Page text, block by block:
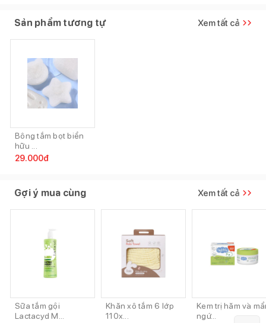
Sản phẩm tương tự Xem tất cả
Bông tắm bọt biển
hữu ...
29.000đ
Gợi ý mua cùng Xem tất cả
Sữa tắm gội
Lactacyd M...
Khăn xô tắm 6 lớp
110x...
Kem trị hăm và
ngứ...